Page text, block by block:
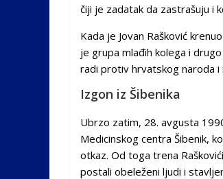
či­ji je za­da­tak da za­stra­šu­ju i
Ka­da je Jo­van Ra­ško­vić
je gru­pa mla­đih ko­le­ga i
ra­di pro­tiv hr­vat­skog na­ro­da i
Izgon iz Šibenika
Ubr­zo za­tim, 28. av­gu­sta
Me­di­cin­skog cen­tra Ši­be­nik,
ot­kaz. Od to­ga tre­na
postali obe­le­že­ni lju­di i